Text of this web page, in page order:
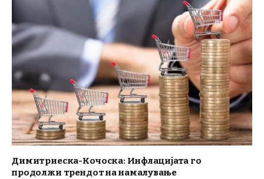
Димитриеска-Кочоска: Инфлацијата го
продолжи трендот на намалување